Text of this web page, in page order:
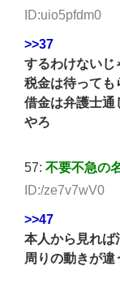
ID:uio5pfdm0
>>37
するわけないじ
税金は待っても
借金は弁護士通
やろ
57: 不要不急の
ID:/ze7v7wV0
>>47
本人から見れば
周りの動きが違